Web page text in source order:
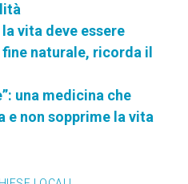
vita deve essere
naturale, ricorda il
una medicina che
e non sopprime la vita